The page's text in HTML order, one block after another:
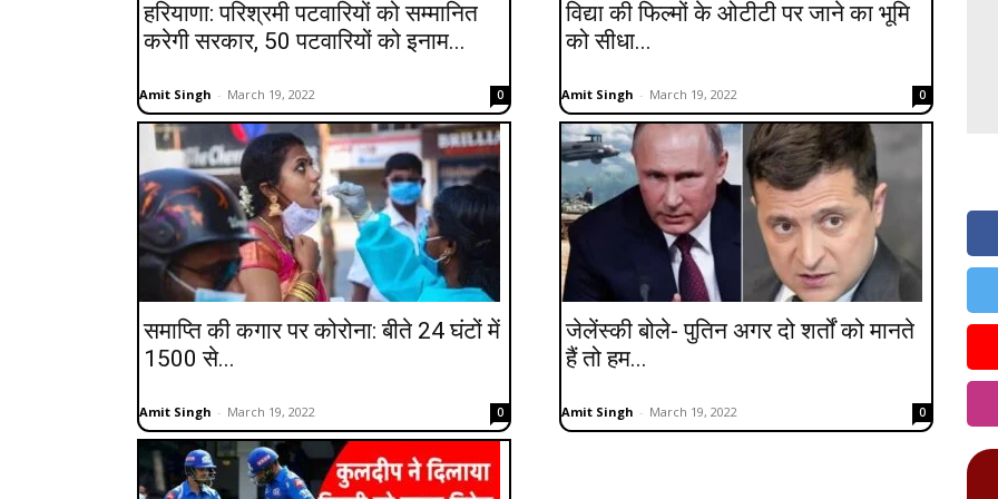
हरियाणा: परिश्रमी पटवारियों को सम्मानित
करेगी सरकार, 50 पटवारियों को इनाम...
Amit Singh - March 19, 2022 0
विद्या की फिल्मों के ओटीटी पर जाने का भूमि
को सीधा...
Amit Singh - March 19, 2022 0
समाप्ति की कगार पर कोरोना: बीते 24 घंटों में
1500 से...
Amit Singh - March 19, 2022 0
जेलेंस्की बोले- पुतिन अगर दो शर्तों को मानते
हैं तो हम...
Amit Singh - March 19, 2022 0
के